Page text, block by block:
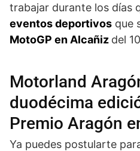
trabajar durante los días
eventos deportivos que
MotoGP en Alcañiz del
Motorland
duodécima
Premio Aragón
Ya puedes postularte